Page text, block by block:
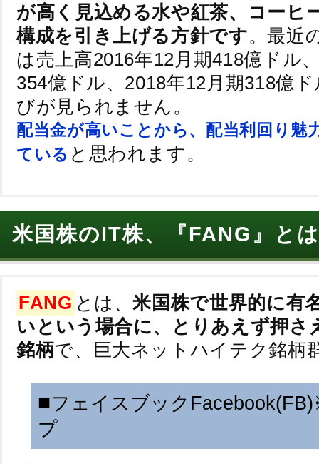
が高く見込める水や紅茶、コーヒ
構成を引き上げる方針です。最近
は売上高2016年12月期418億ドル
354億ドル、2018年12月期318億
びが見られません。
配当金が高いことから、配当利回り魅
ている と思われます。
米国株のIT株、『FANG』と
FANG とは、米国株で世界的に有
いという場合に、とりあえず押さ
銘柄で、巨大ネットハイテク銘柄
■フェイスブックFacebook(FB)
プ